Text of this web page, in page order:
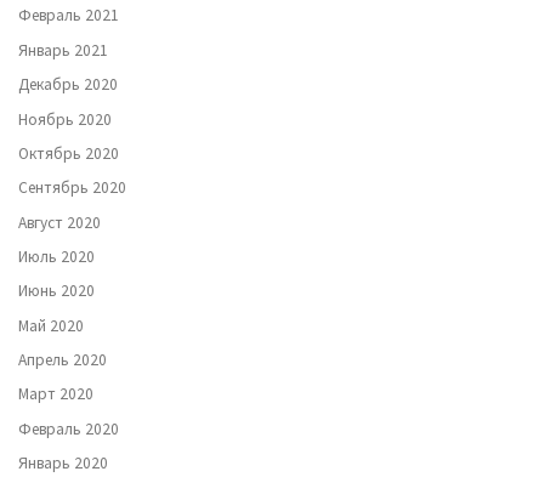
Февраль 2021
Январь 2021
Декабрь 2020
Ноябрь 2020
Октябрь 2020
Сентябрь 2020
Август 2020
Июль 2020
Июнь 2020
Май 2020
Апрель 2020
Март 2020
Февраль 2020
Январь 2020